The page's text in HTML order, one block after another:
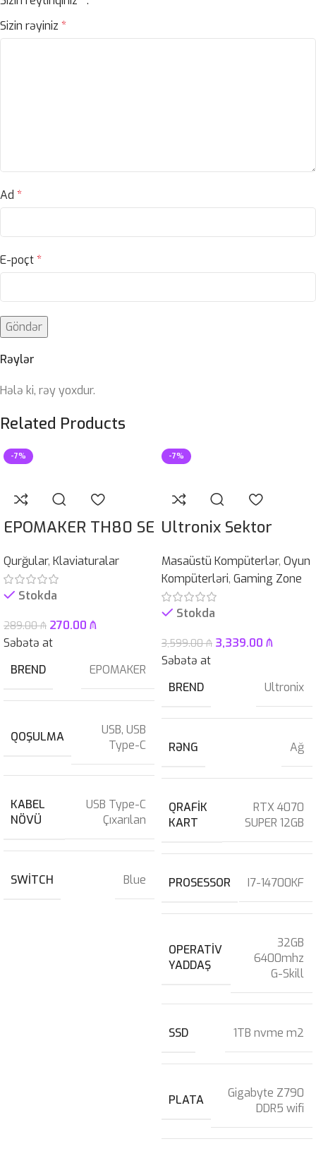
Rəylər
Hələ ki, rəy yoxdur.
Sizin rəyiniz *
Ad *
E-poçt*
Related Products
-7%
EPOMAKER TH80 SE
Qurğular, Klaviaturalar
Stokda
289.00₼ 270.00 ₼
Səbətə at
BREND
EPOMAKER
QOŞULMA USB, USB
Type-C
KABEL
NÖVÜ
USB Type-C
Çıxarılan
SWITCH Blue
-7%
Ultronix Sektor
Masaüstü Kompüterlər, Oyun
Kompüterləri, Gaming Zone
Stokda
3,599.00₼ 3,339.00 ₼
Səbətə at
BREND
Ultronix
RƏNG Ağ
QRAFIK
KART
RTX 4070
SUPER 12GB
PROSESSOR I7-14700KF
OPERATIV
YADDAŞ
32GB
6400mhz
G-Skill
SSD 1TB nvme m2
PLATA
Gigabyte Z790
DDR5 wifi